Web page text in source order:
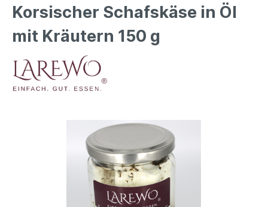
Korsischer Schafskäse in Öl
mit Kräutern 150 g